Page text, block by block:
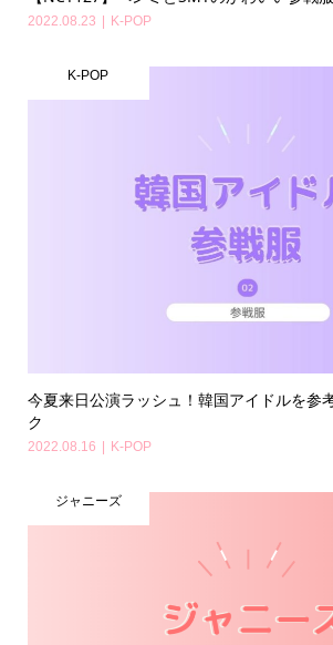
2022.08.23 K-POP
K-POP
今夏来日公演ラッシュ！韓国アイドルを参
ク
2022.08.16 K-POP
ジャニーズ